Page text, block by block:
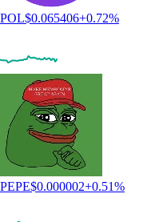
POL$0.065406+0.72%
PEPE$0.000002+0.51%